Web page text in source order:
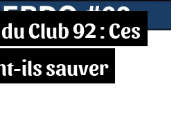
Club 92 : Ces
ils sauver